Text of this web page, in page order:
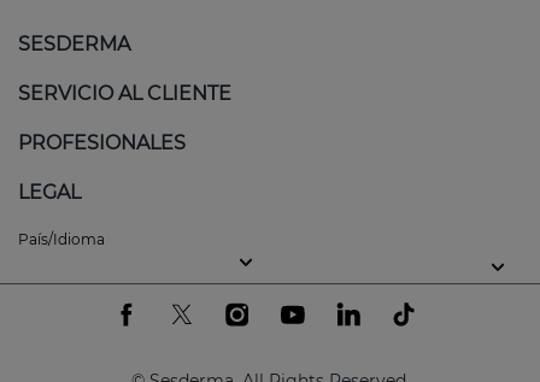
SESDERMA
SERVICIO AL CLIENTE
PROFESIONALES
LEGAL
País/Idioma